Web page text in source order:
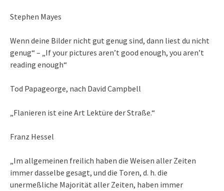
Stephen Mayes
Wenn deine Bilder nicht gut genug sind, dann liest du nicht
genug“ – „If your pictures aren’t good enough, you aren’t
reading enough“
Tod Papageorge, nach David Campbell
„Flanieren ist eine Art Lektüre der Straße.“
Franz Hessel
„Im allgemeinen freilich haben die Weisen aller Zeiten
immer dasselbe gesagt, und die Toren, d. h. die
unermeßliche Majorität aller Zeiten, haben immer